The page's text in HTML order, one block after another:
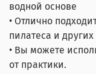
водной основе
• Отлично
пилатеса и
• Вы можете
от практики.